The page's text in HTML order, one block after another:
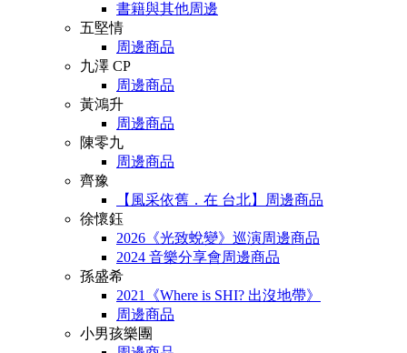
書籍與其他周邊
五堅情
周邊商品
九澤 CP
周邊商品
黃鴻升
周邊商品
陳零九
周邊商品
齊豫
【風采依舊．在 台北】周邊商品
徐懷鈺
2026《光致蛻變》巡演周邊商品
2024 音樂分享會周邊商品
孫盛希
2021《Where is SHI? 出沒地帶》
周邊商品
小男孩樂團